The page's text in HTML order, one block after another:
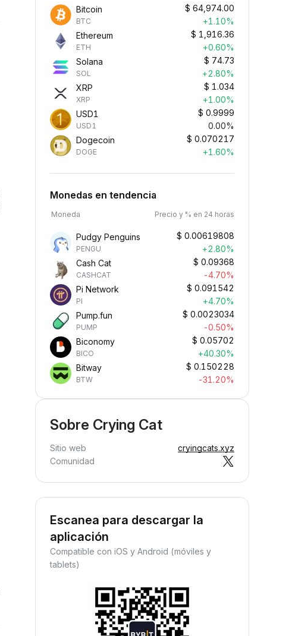
Bitcoin
BTC
$ 64,974.00
+1.10%
Ethereum
ETH
$ 1,916.36
+0.60%
Solana
SOL
$ 74.73
+2.80%
XRP
XRP
$ 1.034
+1.00%
USD1
USD1
$ 0.9999
0.00%
Dogecoin
DOGE
$ 0.070217
+1.60%
Monedas en tendencia
Moneda Precio y % en 24 horas
Pudgy Penguins
PENGU
$ 0.00619808
+2.80%
Cash Cat
CASHCAT
$ 0.09368
-4.70%
Pi Network
PI
$ 0.091542
+4.70%
Pump.fun
PUMP
$ 0.0023034
-0.50%
Biconomy
BICO
$ 0.05702
+40.30%
Bitway
BTW
$ 0.150228
-31.20%
Sobre Crying Cat
Sitio web
cryingcats.xyz
Comunidad
Escanea para descargar la
aplicación
Compatible con iOS y Android (móviles y
tablets)